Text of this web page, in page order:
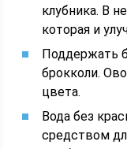
клубника. В
которая и
Поддержать
брокколи.
цвета.
Вода без
средством